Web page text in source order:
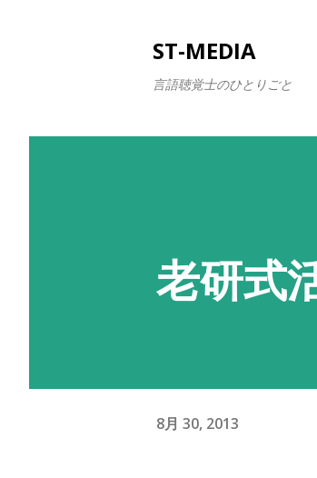
ST-MEDIA
言語聴覚士のひとりごと
老研式
8月 30, 2013